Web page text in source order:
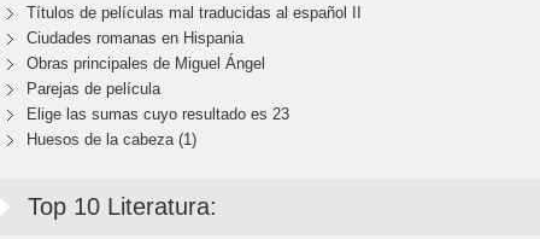
Títulos de películas mal traducidas al español II
Ciudades romanas en Hispania
Obras principales de Miguel Ángel
Parejas de película
Elige las sumas cuyo resultado es 23
Huesos de la cabeza (1)
Top 10 Literatura: